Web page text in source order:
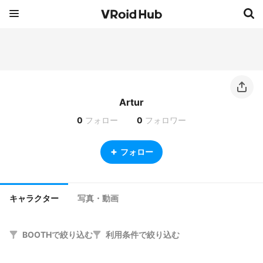
Artur
0 フォロー 0 フォロワー
フォロー
キャラクター 写真・動画
BOOTHで絞り込む 利用条件で絞り込む